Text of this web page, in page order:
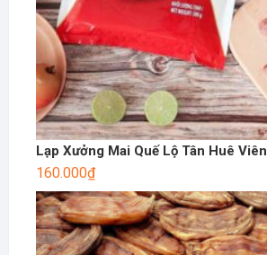
Lạp Xưởng Mai Quế Lộ Tân Huê Viên
160.000₫